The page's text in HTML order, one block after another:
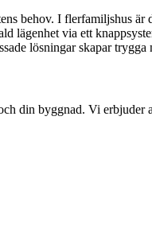
behov. I flerfamiljshus
lägenhet via ett
lösningar skapar
din byggnad. Vi